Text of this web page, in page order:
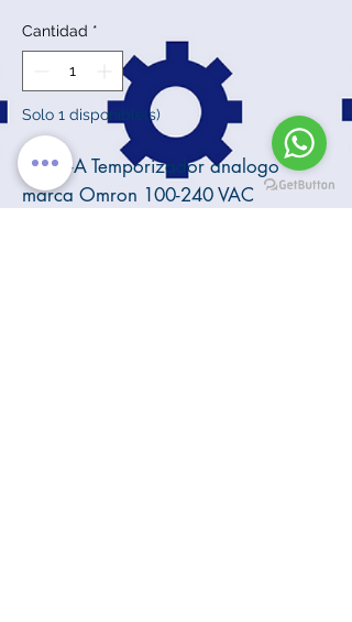
Cantidad *
Solo 1 disponible(s)
H3CR-A Temporizador analogo
marca Omron 100-240 VAC